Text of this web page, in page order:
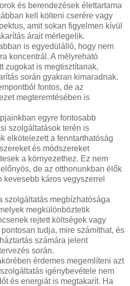
és berendezések élettartama
kell költeni cserére vagy
amit sokan figyelmen kívül
árait mérlegelik.
is egyedülálló, hogy nem
koncentrál. A mélyreható
zugokat is megtisztítanak,
során gyakran kimaradnak.
fontos, de az
megteremtésében is
egyre fontosabb
szolgáltatások terén is
elkötelezett a fenntarthatóság
és módszereket
a környezethez. Ez nem
de az otthonunkban élők
káros vegyszerrel
szolgáltatás megbízhatósága
megkülönböztetik
rejtett költségek vagy
tudja, mire számíthat, és
számára jelent
során.
érdemes megemlíteni azt
igénybevétele nem
és energiát is megtakarít. Ha